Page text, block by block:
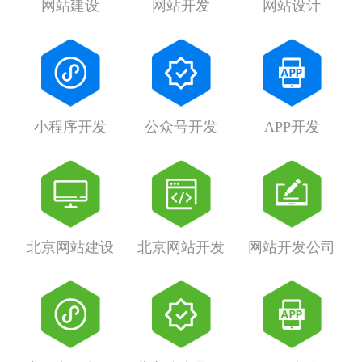
网站建设 网站开发 网站设计
小程序开发 公众号开发 APP开发
北京网站建设 北京网站开发 网站开发公司